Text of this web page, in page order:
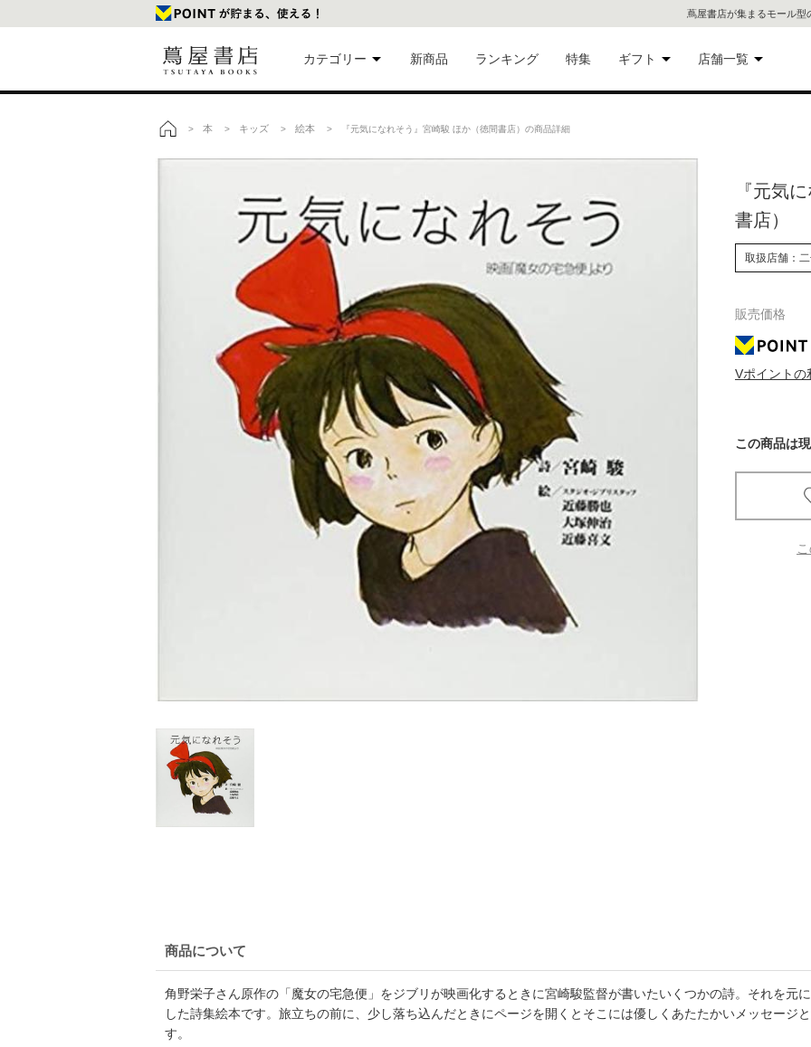
蔦屋書店が集まるモール型
カテゴリー
美術品
映像・音
文具
雑貨
家電
食品
新商品 ランキング 特集 ギフト 店舗一覧
代官
書店
京都
> 本 > キッズ > 絵本 > 『元気になれそう』宮崎駿 ほか（徳間書店）の商品詳細
『元気
書店）
取扱店舗：
販売価格
Vポイントの
この商品は
商品について
角野栄子さん原作の「魔女の宅急便」をジブリが映画化するときに宮崎駿監督が書いたいくつかの詩。それを元
した詩集絵本です。旅立ちの前に、少し落ち込んだときにページを開くとそこには優しくあたたかいメッセージ
す。